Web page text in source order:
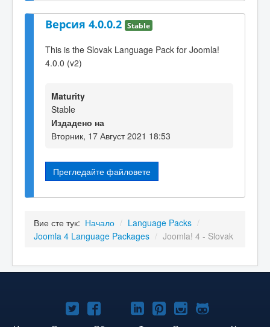
Версия 4.0.0.2 Stable
This is the Slovak Language Pack for Joomla!
4.0.0 (v2)
Maturity
Stable
Издадено на
Вторник, 17 Август 2021 18:53
Прегледайте файловете
Вие сте тук: Начало / Language Packs /
Joomla 4 Language Packages / Joomla! 4 - Slovak
Joomla!Joomla!Joomla!
Joomla!Joomla!
Joomla!Joomla!